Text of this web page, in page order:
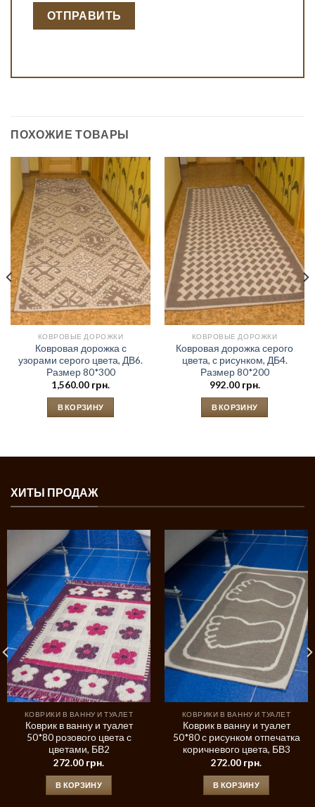
ПОХОЖИЕ ТОВАРЫ
КОВРОВЫЕ ДОРОЖКИ
Ковровая дорожка с
узорами серого цвета, ДВ6.
Размер 80*300
1,560.00 грн.
В КОРЗИНУ
КОВРОВЫЕ ДОРОЖКИ
Ковровая дорожка серого
цвета, с рисунком, ДБ4.
Размер 80*200
992.00 грн.
В КОРЗИНУ
ХИТЫ ПРОДАЖ
КОВРИКИ В ВАННУ И ТУАЛЕТ
Коврик в ванну и туалет
50*80 розового цвета с
цветами, БВ2
272.00 грн.
В КОРЗИНУ
КОВРИКИ В ВАННУ И ТУАЛЕТ
Коврик в ванну и туалет
50*80 с рисунком отпечатка
коричневого цвета, БВ3
272.00 грн.
В КОРЗИНУ